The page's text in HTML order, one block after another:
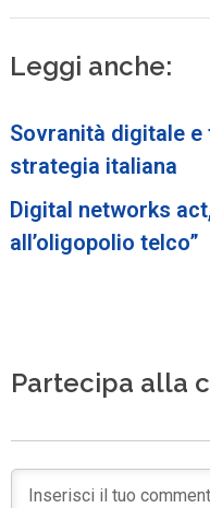
Leggi anche:
Sovranità digitale
strategia italiana
Digital networks
all’oligopolio telco”
Partecipa alla